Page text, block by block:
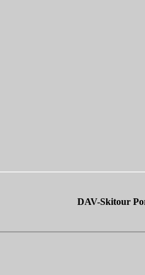
DAV-Skitour